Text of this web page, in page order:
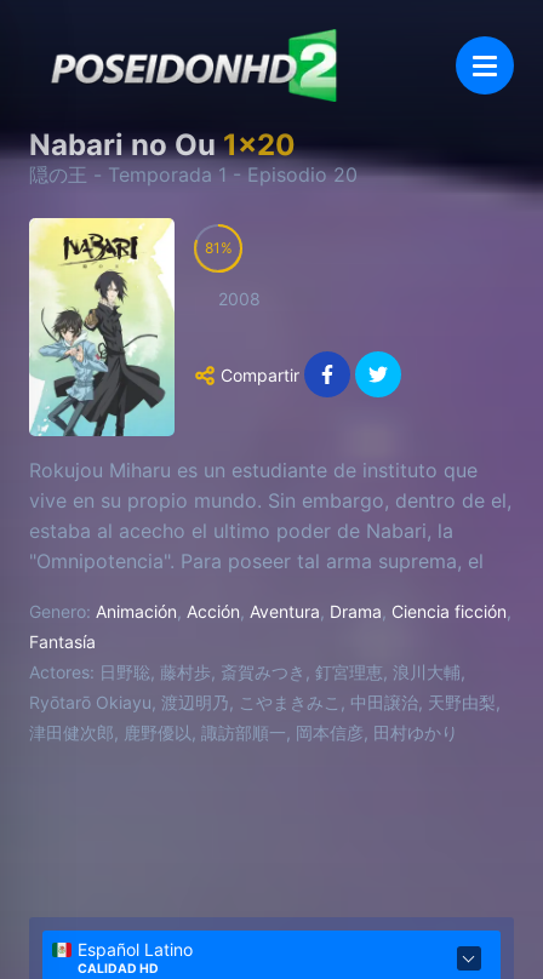
Nabari no Ou 1x20
隠の王 - Temporada 1 - Episodio20
81
2008
Compartir
Rokujou Miharu es un estudiante de instituto que
vive en su propio mundo. Sin embargo, dentro de el,
estaba al acecho el ultimo poder de Nabari, la
"Omnipotencia". Para poseer tal arma suprema, el
lado, el profesor de ingles de Miharu, Kumohira
sensei, y el compañero de clase, Kouichi, pertenecen
a los Banten ninjas cuya mision es proteger a
Miharu. Una guerra sobre la propiedad de la
"Omnipotencia" ha comenzado. Para sobrevivir,
Genero: Animación Acción Aventura Drama Ciencia ficción
Fantasía
Actores: 日野聡, 藤村歩, 斎賀みつき, 釘宮理恵, 浪川大輔,
Ryōtarō Okiayu, 渡辺明乃, こやまきみこ, 中田譲治, 天野由梨,
津田健次郎, 鹿野優以, 諏訪部順一, 岡本信彦, 田村ゆかり
Español Latino
CALIDAD HD